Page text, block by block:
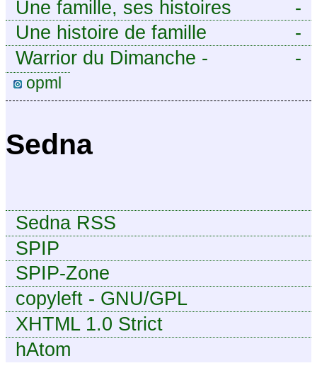
-
Une famille, ses histoires
-
Une histoire de famille
-
Warrior du Dimanche -
Publication à caractère
intermittent, approximatif et
opml
Sedna
Sedna RSS
SPIP
SPIP-Zone
copyleft - GNU/GPL
XHTML 1.0 Strict
hAtom